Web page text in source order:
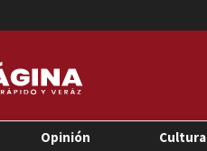
Opinión Cultura